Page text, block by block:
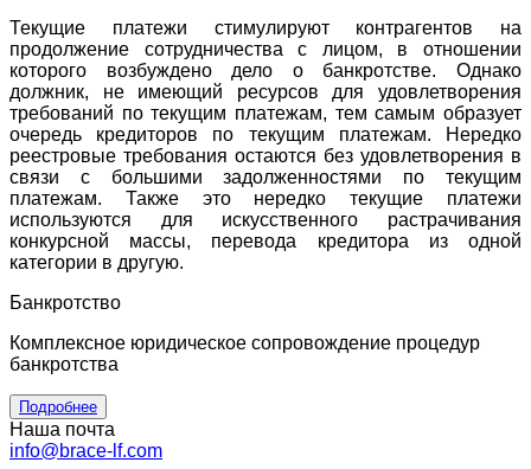
Текущие платежи стимулируют контрагентов на
продолжение сотрудничества с лицом, в отношении
которого возбуждено дело о банкротстве. Однако
должник, не имеющий ресурсов для удовлетворения
требований по текущим платежам, тем самым образует
очередь кредиторов по текущим платежам. Нередко
реестровые требования остаются без удовлетворения в
связи с большими задолженностями по текущим
платежам. Также это нередко текущие платежи
используются для искусственного растрачивания
конкурсной массы, перевода кредитора из одной
категории в другую.
Банкротство
Комплексное юридическое сопровождение процедур
банкротства
Подробнее
Наша почта
info@brace-lf.com